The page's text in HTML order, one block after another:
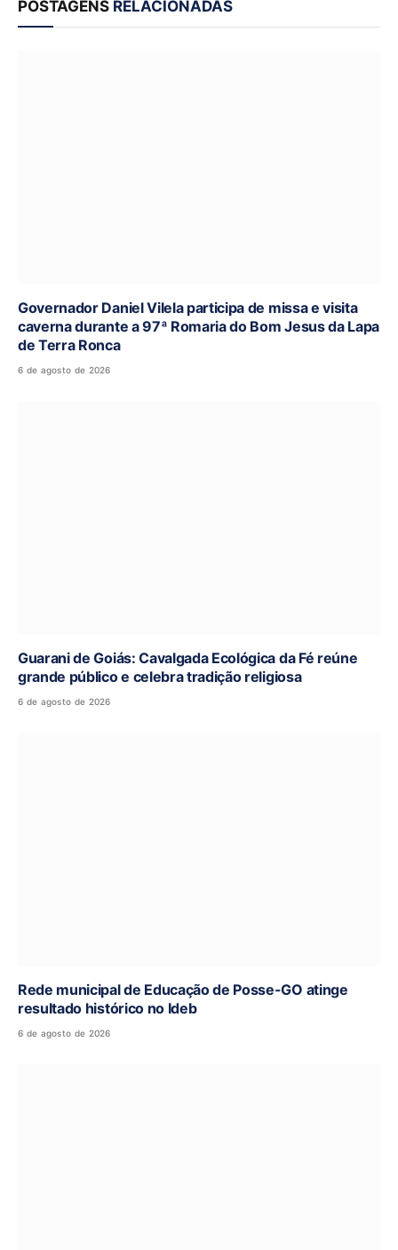
POSTAGENS RELACIONADAS
Governador Daniel Vilela participa de missa e visita
caverna durante a 97ª Romaria do Bom Jesus da Lapa
de Terra Ronca
6 de agosto de 2026
Guarani de Goiás: Cavalgada Ecológica da Fé reúne
grande público e celebra tradição religiosa
6 de agosto de 2026
Rede municipal de Educação de Posse-GO atinge
resultado histórico no Ideb
6 de agosto de 2026